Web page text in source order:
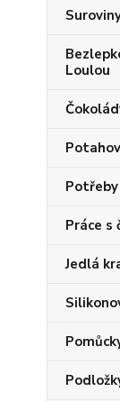
Loulou
Práce s
Jedlá